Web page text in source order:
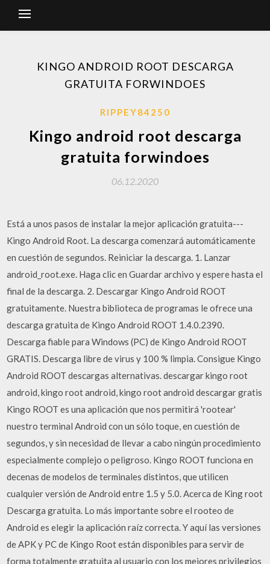
KINGO ANDROID ROOT DESCARGA
GRATUITA FORWINDOES
RIPPEY84250
Kingo android root descarga
gratuita forwindoes
06.12.2020
Está a unos pasos de instalar la mejor aplicación gratuita---
Kingo Android Root. La descarga comenzará automáticamente
en cuestión de segundos. Reiniciar la descarga. 1. Lanzar
android_root.exe. Haga clic en Guardar archivo y espere hasta el
final de la descarga. 2. Descargar Kingo Android ROOT
gratuitamente. Nuestra biblioteca de programas le ofrece una
descarga gratuita de Kingo Android ROOT 1.4.0.2390.
Descarga fiable para Windows (PC) de Kingo Android ROOT
GRATIS. Descarga libre de virus y 100 % limpia. Consigue Kingo
Android ROOT descargas alternativas. descargar kingo root
android, kingo root android, kingo root android descargar gratis
Kingo ROOT es una aplicación que nos permitirá 'rootear'
nuestro terminal Android con un sólo toque, en cuestión de
segundos, y sin necesidad de llevar a cabo ningún procedimiento
especialmente complejo o peligroso. Kingo ROOT funciona en
decenas de modelos de terminales distintos, que utilicen
cualquier versión de Android entre 1.5 y 5.0. Acerca de King root
Descarga gratuita. Lo más importante sobre el rooteo de
Android es elegir la aplicación raíz correcta. Y aquí las versiones
de APK y PC de Kingo Root están disponibles para servir de
forma totalmente gratuita al usuario con los mejores privilegios